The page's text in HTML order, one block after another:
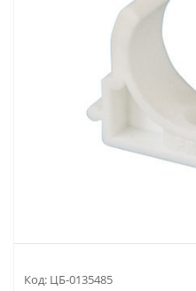
Код: ЦБ-0135485